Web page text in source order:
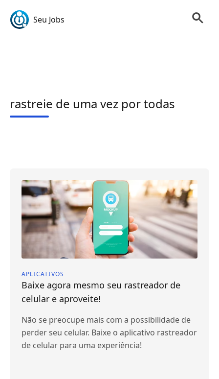
Seu Jobs
rastreie de uma vez por todas
APLICATIVOS
Baixe agora mesmo seu rastreador de
celular e aproveite!
Não se preocupe mais com a possibilidade de
perder seu celular. Baixe o aplicativo rastreador
de celular para uma experiência!